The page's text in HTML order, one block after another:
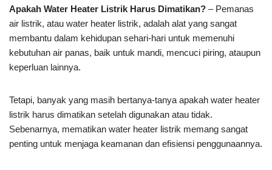
Apakah Water Heater Listrik Harus Dimatikan? – Pemanas
air listrik, atau water heater listrik, adalah alat yang sangat
membantu dalam kehidupan sehari-hari untuk memenuhi
kebutuhan air panas, baik untuk mandi, mencuci piring, ataupun
keperluan lainnya.
Tetapi, banyak yang masih bertanya-tanya apakah water heater
listrik harus dimatikan setelah digunakan atau tidak.
Sebenarnya, mematikan water heater listrik memang sangat
penting untuk menjaga keamanan dan efisiensi penggunaannya.